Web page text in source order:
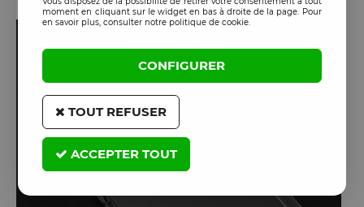
moment en cliquant sur le widget en bas à droite de la page. Pour
en savoir plus, consulter notre politique de cookie.
CONFIGURER
TOUT REFUSER
ACCEPTER TOUT